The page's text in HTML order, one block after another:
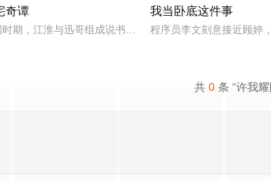
父以死鸣冤。楚家大小姐楚梓鸢带
普及监控、无DNA鉴定技术的支持下，通过摸排、勘查等
奇谭
时期，江淮与迅哥组成说书班子，偶遇“白天人住屋，晚上
我当卧底这件事
程序员李文刻意接近顾婷
共 0 条 “许我